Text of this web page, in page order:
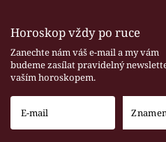
Horoskop vždy po ruce
Zanechte nám váš e-mail a my vám
budeme zasílat pravidelný
vaším horoskopem.